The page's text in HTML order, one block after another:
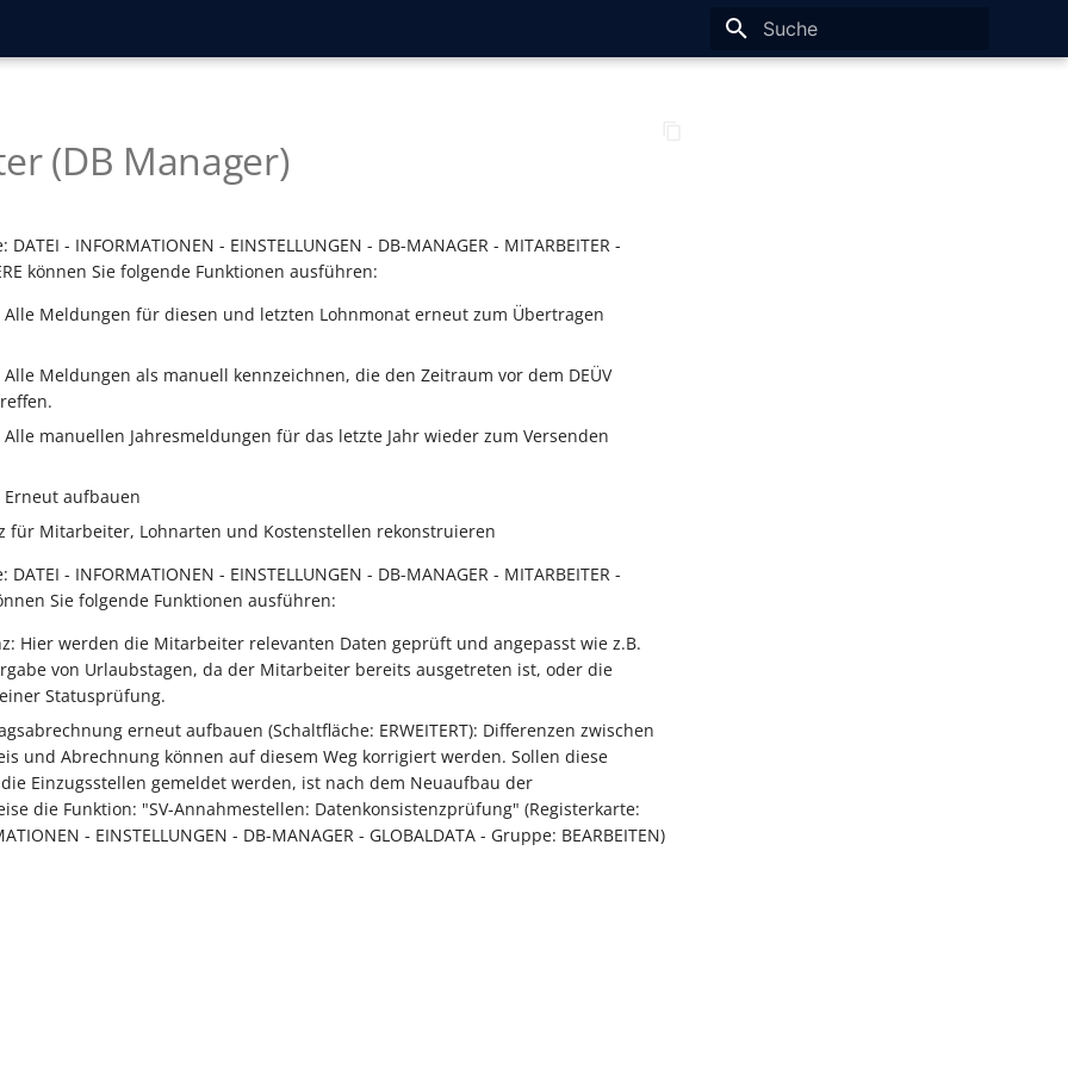
(DB Manager)
- INFORMATIONEN - EINSTELLUNGEN - DB-MANAGER - MITARBEITER -
können Sie folgende Funktionen ausführen:
Alle Meldungen für diesen und letzten Lohnmonat erneut zum Übertragen
Alle Meldungen als manuell kennzeichnen, die den Zeitraum vor dem DEÜV
Alle manuellen Jahresmeldungen für das letzte Jahr wieder zum Versenden
Erneut aufbauen
für Mitarbeiter, Lohnarten und Kostenstellen rekonstruieren
- INFORMATIONEN - EINSTELLUNGEN - DB-MANAGER - MITARBEITER -
Sie folgende Funktionen ausführen:
Hier werden die Mitarbeiter relevanten Daten geprüft und angepasst wie z.B.
von Urlaubstagen, da der Mitarbeiter bereits ausgetreten ist, oder die
Statusprüfung.
erneut aufbauen (Schaltfläche: ERWEITERT): Differenzen zwischen
und Abrechnung können auf diesem Weg korrigiert werden. Sollen diese
Einzugsstellen gemeldet werden, ist nach dem Neuaufbau der
die Funktion: "SV-Annahmestellen: Datenkonsistenzprüfung" (Registerkarte:
- EINSTELLUNGEN - DB-MANAGER - GLOBALDATA - Gruppe: BEARBEITEN)